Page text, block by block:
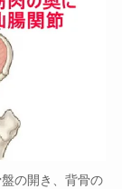
の開き、背骨の